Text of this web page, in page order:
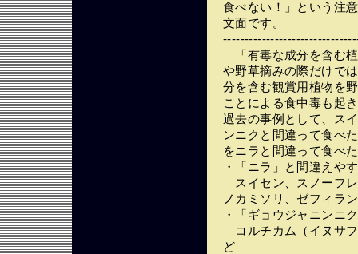
食べない！」という注
文面です。
「有毒な成分を含む
や野草摘みの際だけで
分を含む観賞用植物を
ことによる食中毒も起
過去の事例として、ス
ンニクと間違って食べ
をニラと間違って食べ
・「ニラ」と間違えや
スイセン、スノーフ
ノカミソリ、ゼフィラ
・「ギョウジャニンニ
コルチカム（イヌサ
ど